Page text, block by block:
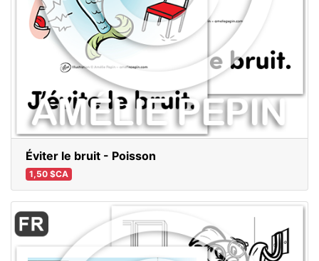
Éviter le bruit - Poisson
1,50 $CA